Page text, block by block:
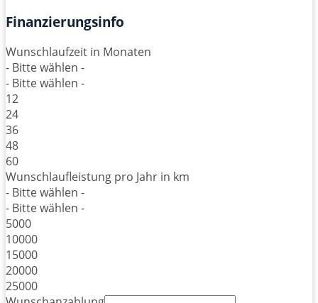
Finanzierungsinfo
Wunschlaufzeit in Monaten
- Bitte wählen -
- Bitte wählen -
12
24
36
48
60
Wunschlaufleistung pro Jahr in km
- Bitte wählen -
- Bitte wählen -
5000
10000
15000
20000
25000